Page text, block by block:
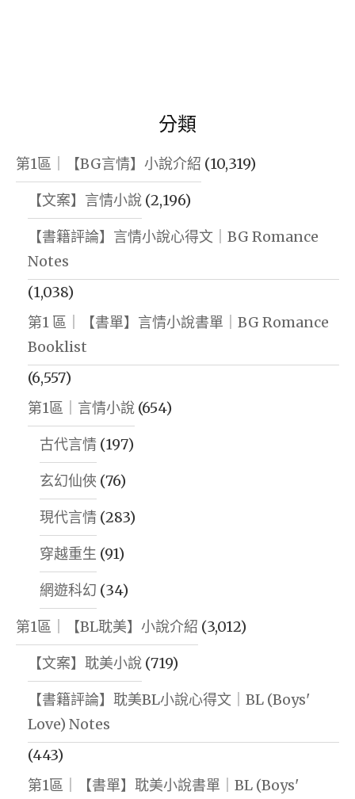
分類
第1區｜【BG言情】小說介紹 (10,319)
【文案】言情小說 (2,196)
【書籍評論】言情小說心得文｜BG Romance
Notes
(1,038)
第1 區｜【書單】言情小說書單｜BG Romance
Booklist
(6,557)
第1區｜言情小說 (654)
古代言情 (197)
玄幻仙俠 (76)
現代言情 (283)
穿越重生 (91)
網遊科幻 (34)
第1區｜【BL耽美】小說介紹 (3,012)
【文案】耽美小說 (719)
【書籍評論】耽美BL小說心得文｜BL (Boys'
Love) Notes
(443)
第1區｜【書單】耽美小說書單｜BL (Boys'